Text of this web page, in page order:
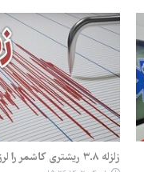
زلزله ۳.۸ ریشتری کاشمر را لرزاند